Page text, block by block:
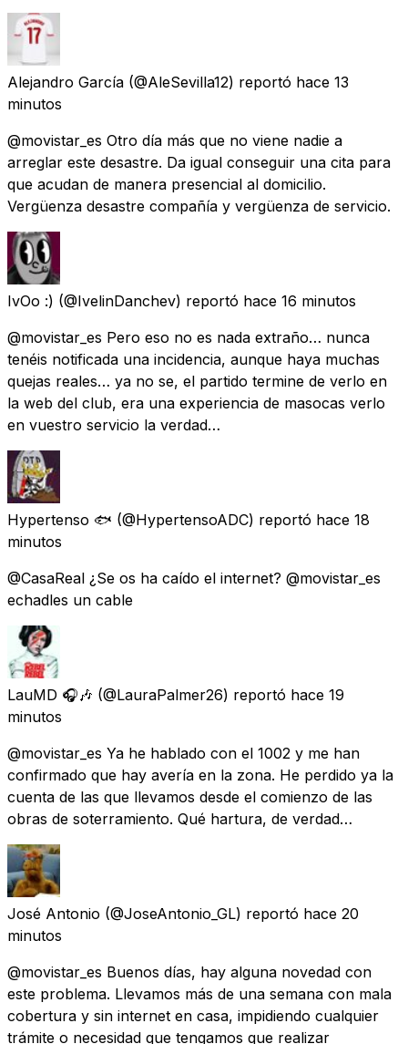
Alejandro García (@AleSevilla12) reportó hace 13
minutos
@movistar_es Otro día más que no viene nadie a
arreglar este desastre. Da igual conseguir una cita para
que acudan de manera presencial al domicilio.
Vergüenza desastre compañía y vergüenza de servicio.
IvOo :) (@IvelinDanchev) reportó hace 16 minutos
@movistar_es Pero eso no es nada extraño… nunca
tenéis notificada una incidencia, aunque haya muchas
quejas reales… ya no se, el partido termine de verlo en
la web del club, era una experiencia de masocas verlo
en vuestro servicio la verdad…
Hypertenso 🐟 (@HypertensoADC) reportó hace 18
minutos
@CasaReal ¿Se os ha caído el internet? @movistar_es
echadles un cable
LauMD 🎧🎶 (@LauraPalmer26) reportó hace 19
minutos
@movistar_es Ya he hablado con el 1002 y me han
confirmado que hay avería en la zona. He perdido ya la
cuenta de las que llevamos desde el comienzo de las
obras de soterramiento. Qué hartura, de verdad…
José Antonio (@JoseAntonio_GL) reportó hace 20
minutos
@movistar_es Buenos días, hay alguna novedad con
este problema. Llevamos más de una semana con mala
cobertura y sin internet en casa, impidiendo cualquier
trámite o necesidad que tengamos que realizar